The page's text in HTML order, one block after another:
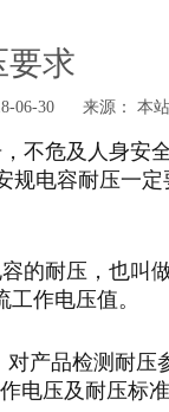
要求
06-30 来源： 本站
不危及人身安
规电容耐压一
的耐压，也叫
作电压值。
对产品检测耐压
电压及耐压标准